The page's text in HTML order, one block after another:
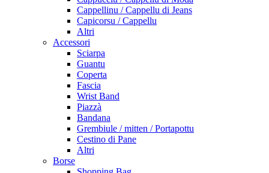
Cappellinu / Cappellu di Jeans
Capicorsu / Cappellu
Altri
Accessori
Sciarpa
Guantu
Coperta
Fascia
Wrist Band
Piazzà
Bandana
Grembiule / mitten / Portapottu
Cestino di Pane
Altri
Borse